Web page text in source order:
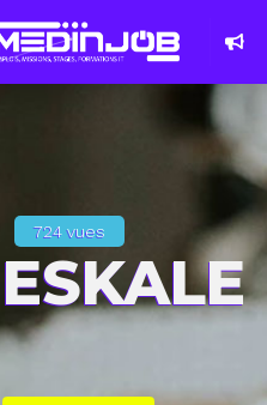
724 vues
ESKALE